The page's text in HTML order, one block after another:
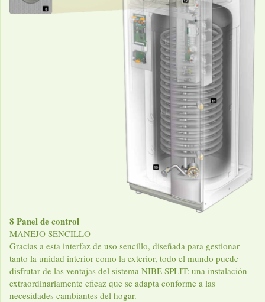
8 Panel de control
MANEJO SENCILLO
Gracias a esta interfaz de uso sencillo, diseñada para gestionar
tanto la unidad interior como la exterior, todo el mundo puede
disfrutar de las ventajas del sistema NIBE SPLIT: una instalación
extraordinariamente eficaz que se adapta conforme a las
necesidades cambiantes del hogar.